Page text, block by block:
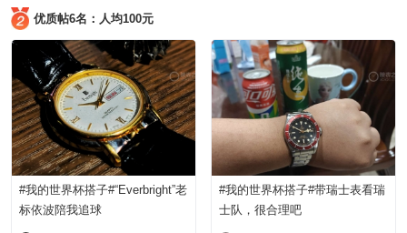
优质帖6名：人均100元
#我的世界杯搭子#“Everbright”老
标依波陪我追球
#我的世界杯搭子#带瑞士表看瑞
士队，很合理吧